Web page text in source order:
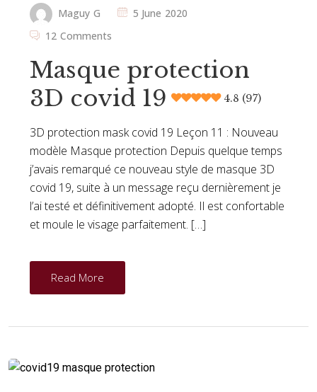
Maguy G
5 June 2020
12 Comments
Masque protection
3D covid 19
4.8 (97)
3D protection mask covid 19 Leçon 11 : Nouveau
modèle Masque protection Depuis quelque temps
j’avais remarqué ce nouveau style de masque 3D
covid 19, suite à un message reçu dernièrement je
l’ai testé et définitivement adopté. Il est confortable
et moule le visage parfaitement. […]
Read More